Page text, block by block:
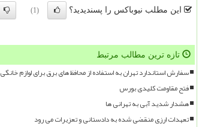
این مطلب نیوباکس را پسندیدید؟ (1)
تازه ترین مطالب مرتبط
سفارش استاندارد تهران به استفاده از محافظ های برق برای لوازم خانگی
فتح مقاومت کلیدی بورس
هشدار شدید آبی به تهرانی ها
تعهدات ارزی منقضی شده به دادستانی و تعزیرات می رود